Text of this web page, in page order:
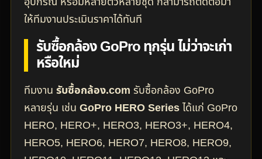
ให้ทีมงานประเมินราคาได้ทันที
รับซื้อกล้อง GoPro ทุกรุ่น ไม่ว่าจะเก่า
หรือใหม่
ทีมงาน รับซื้อกล้อง.com รับซื้อกล้อง GoPro
หลายรุ่น เช่น GoPro HERO Seriesได้แก่ GoPro
HERO, HERO+, HERO3, HERO3+, HERO4,
HERO5, HERO6, HERO7, HERO8, HERO9,